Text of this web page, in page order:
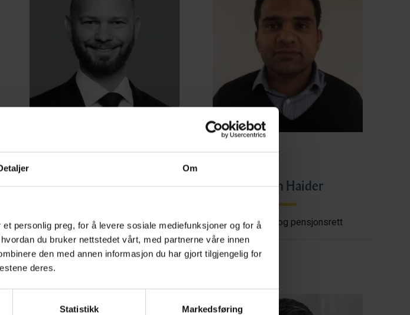
Om
personlig preg, for å levere sosiale mediefunksjoner og for å
du bruker nettstedet vårt, med partnerne våre innen
den med annen informasjon du har gjort tilgjengelig for
deres.
Statistikk Markedsføring
Henrik Bjørnebye
Energi, petroleum og offshore
Imran Haider
Trygderett og pensjonsrett